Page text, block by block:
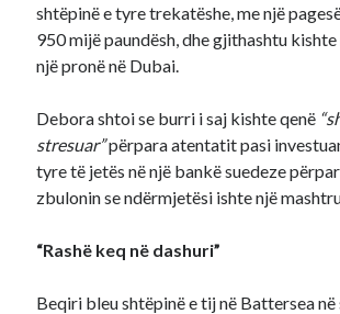
shtëpinë e tyre trekatëshe, me një
950 mijë paundësh, dhe gjithashtu
një pronë në Dubai.
Debora shtoi se burri i saj kishte qenë
stresuar”përpara atentatit pasi
tyre të jetës në një bankë suedeze
zbulonin se ndërmjetësi ishte një
“Rashë keq në dashuri”
Beqiri bleu shtëpinë e tij në Battersea